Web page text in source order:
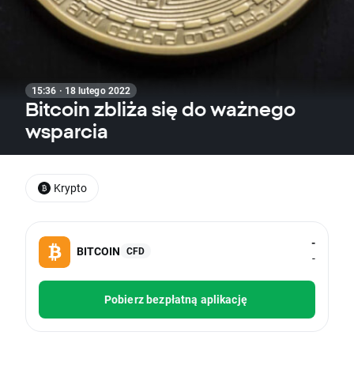
15:36 · 18 lutego 2022
Bitcoin zbliża się do ważnego
wsparcia
BITCOIN CFD
-
-
Pobierz bezpłatną aplikację
Krypto